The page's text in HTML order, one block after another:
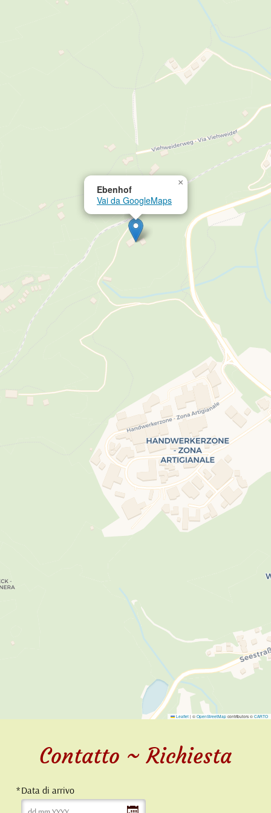
Ebenhof
Vai da GoogleMaps
×
Leaflet | © OpenStreetMap contributors © CARTO
Contatto ~ Richiesta
Data di arrivo